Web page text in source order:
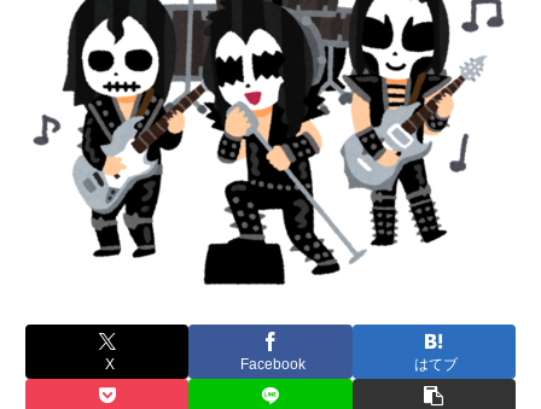
X Facebook はてブ